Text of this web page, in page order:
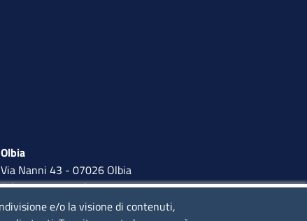
Olbia
Via Nanni 43 - 07026 Olbia
Tel. 0789 66122 | 0789 69580
mail:ufficio.olbia@ss.camcom.it
e/o la visione di contenuti,